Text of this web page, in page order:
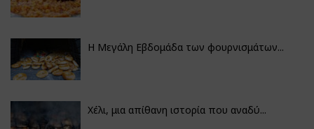
Η Μεγάλη Εβδομάδα των φουρνισμάτων...
Χέλι, μια απίθανη ιστορία που αναδύ...